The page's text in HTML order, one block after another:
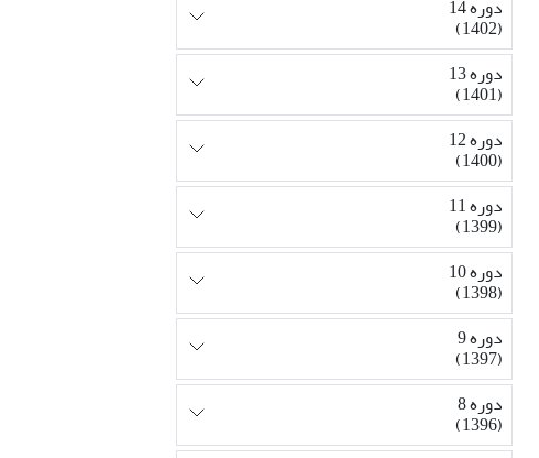
دوره 14
(1402)
دوره 13
(1401)
دوره 12
(1400)
دوره 11
(1399)
دوره 10
(1398)
دوره 9
(1397)
دوره 8
(1396)